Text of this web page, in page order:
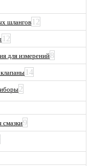
шлангов 12
12
для измерений8
14
2
смазки9